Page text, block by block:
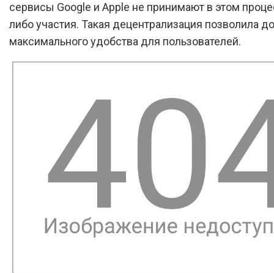
сервисы Google и Apple не принимают в этом
либо участия. Такая децентрализация позволила
максимального удобства для пользователей.